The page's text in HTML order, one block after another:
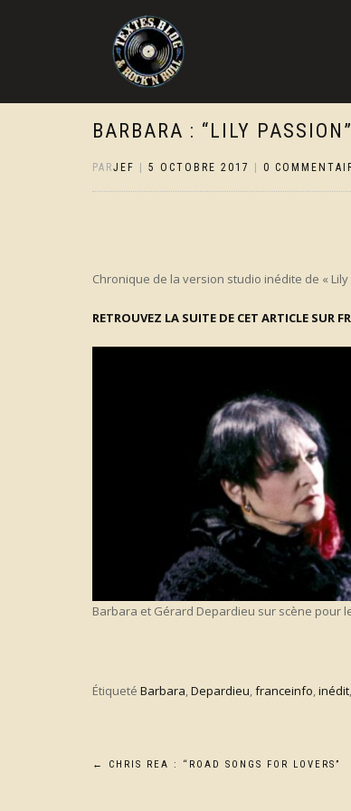
BARBARA : “LILY
PARJEF 5 OCTOBRE 2017 0
Chronique de la version studio inédite de «
RETROUVEZ LA SUITE DE CET ARTICLE SUR
Barbara et Gérard Depardieu sur scène pour
Étiqueté Barbara,Depardieu,franceinfo,inédit,
Navigation
← CHRIS REA : “ROAD SONGS FOR LOVERS”